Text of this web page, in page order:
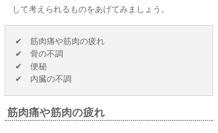
して考えられるものをあげてみましょう。
✔ 筋肉痛や筋肉の疲れ
✔ 骨の不調
✔ 便秘
✔ 内臓の不調
筋肉痛や筋肉の疲れ